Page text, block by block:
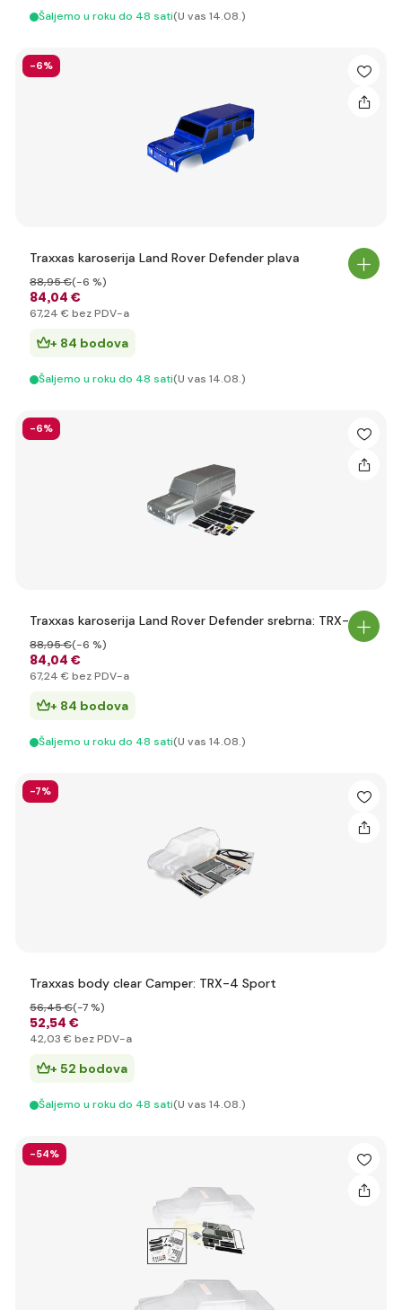
Šaljemo u roku do 48 sati(U vas 14.08.)
-6%
Traxxas karoserija Land Rover Defender plava
84,04 €
88,95 €(-6 %)
67,24 € bez PDV-a
+ 84 bodova
Šaljemo u roku do 48 sati(U vas 14.08.)
-6%
Traxxas karoserija Land Rover Defender srebrna: TRX-4
84,04 €
88,95 €(-6 %)
67,24 € bez PDV-a
+ 84 bodova
Šaljemo u roku do 48 sati(U vas 14.08.)
-7%
Traxxas body clear Camper: TRX-4 Sport
52,54 €
56,45 €(-7 %)
42,03 € bez PDV-a
+ 52 bodova
Šaljemo u roku do 48 sati(U vas 14.08.)
-54%